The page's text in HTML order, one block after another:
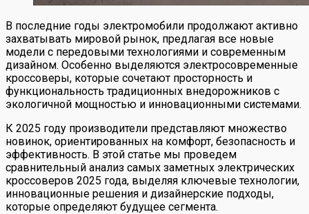
В последние годы электромобили продолжают активно
захватывать мировой рынок, предлагая все новые
модели с передовыми технологиями и современным
дизайном. Особенно выделяются электросовременные
кроссоверы, которые сочетают просторность и
функциональность традиционных внедорожников с
экологичной мощностью и инновационными системами.
К 2025 году производители представляют множество
новинок, ориентированных на комфорт, безопасность и
эффективность. В этой статье мы проведем
сравнительный анализ самых заметных электрических
кроссоверов 2025 года, выделяя ключевые технологии,
инновационные решения и дизайнерские подходы,
которые определяют будущее сегмента.